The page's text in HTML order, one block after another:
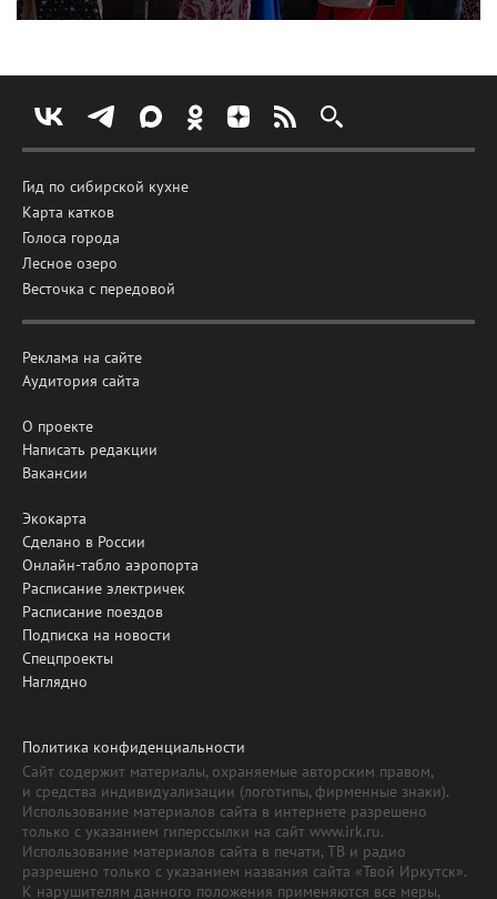
Гид по сибирской кухне
Карта катков
Голоса города
Лесное озеро
Весточка с передовой
Реклама на сайте
Аудитория сайта
О проекте
Написать редакции
Вакансии
Экокарта
Сделано в России
Онлайн-табло аэропорта
Расписание электричек
Расписание поездов
Подписка на новости
Спецпроекты
Наглядно
Политика конфиденциальности
Сайт содержит материалы, охраняемые авторским правом,
и средства индивидуализации (логотипы, фирменные знаки).
Использование материалов сайта в интернете разрешено
только с указанием гиперссылки на сайт www.irk.ru.
Использование материалов сайта в печати, ТВ и радио
разрешено только с указанием названия сайта «Твой Иркутск».
К нарушителям данного положения применяются все меры,